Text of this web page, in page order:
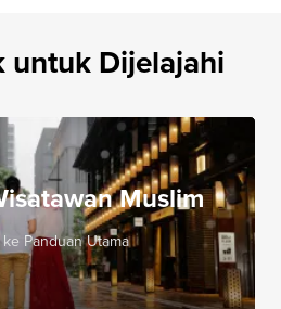
untuk Dijelajahi
Muslim
Panduan Utama